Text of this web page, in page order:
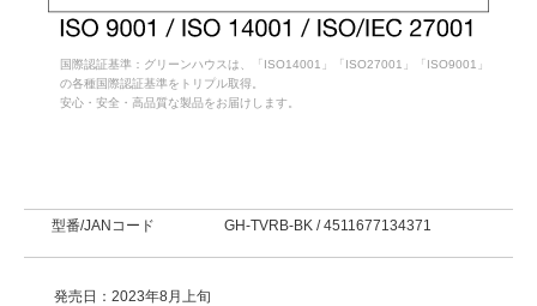
国際認証基準：グリーンハウスは、「ISO14001」「ISO27001」「ISO9001」
の各種国際認証基準をトリプル取得。
安心・安全・高品質な製品をお届けします。
型番/JANコード GH-TVRB-BK / 4511677134371
発売日：2023年8月上旬